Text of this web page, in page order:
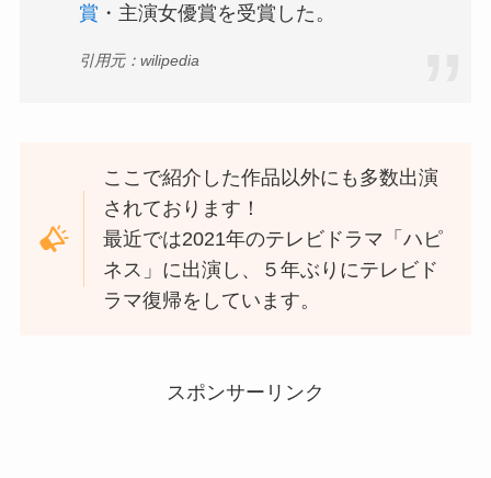
賞 ・主演女優賞を受賞した。
引用元：wilipedia
ここで紹介した作品以外にも多数出演
されております！
最近では2021年のテレビドラマ「ハピ
ネス」に出演し、５年ぶりにテレビド
ラマ復帰をしています。
スポンサーリンク